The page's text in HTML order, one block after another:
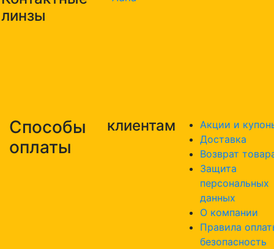
линзы
Способы
оплаты
клиентам
Акции и
Доставка
Возврат
Защита
персональных
данных
О компании
Правила
безопасность